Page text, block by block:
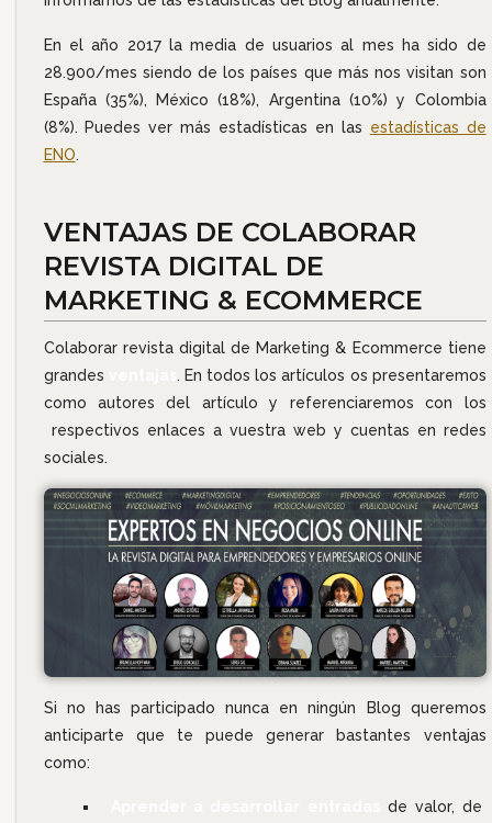
En el año 2017 la media de usuarios al mes ha sido de
28.900/mes siendo de los países que más nos visitan son
España (35%), México (18%), Argentina (10%) y Colombia
(8%). Puedes ver más estadísticas en las estadísticas de
ENO.
VENTAJAS DE COLABORAR
REVISTA DIGITAL DE
MARKETING & ECOMMERCE
Colaborar revista digital de Marketing & Ecommerce tiene
grandes
. En todos los artículos os presentaremos
como autores del artículo y referenciaremos con los
respectivos enlaces a vuestra web y cuentas en redes
sociales.
Si no has participado nunca en ningún Blog queremos
anticiparte que te puede generar bastantes ventajas
como:
de valor, de